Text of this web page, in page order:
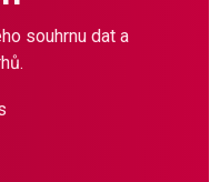
souhrnu dat a